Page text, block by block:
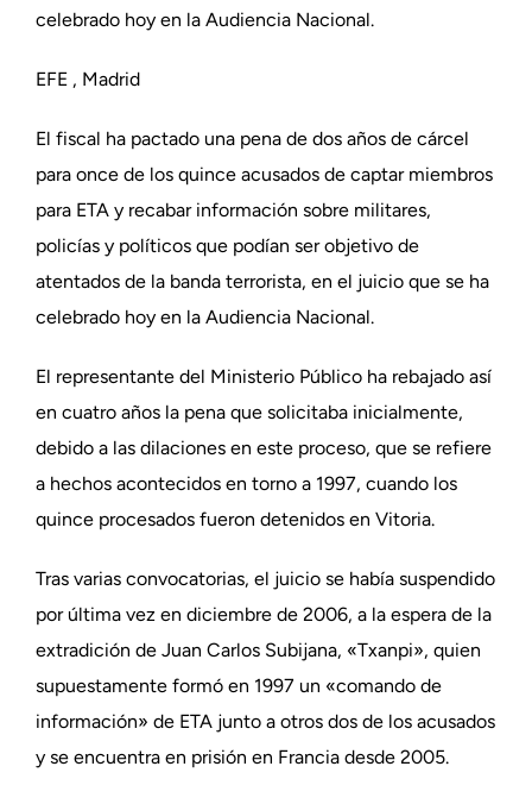
celebrado hoy en la Audiencia Nacional.
EFE , Madrid
El fiscal ha pactado una pena de dos años de cárcel
para once de los quince acusados de captar miembros
para ETA y recabar información sobre militares,
policías y políticos que podían ser objetivo de
atentados de la banda terrorista, en el juicio que se ha
celebrado hoy en la Audiencia Nacional.
El representante del Ministerio Público ha rebajado así
en cuatro años la pena que solicitaba inicialmente,
debido a las dilaciones en este proceso, que se refiere
a hechos acontecidos en torno a 1997, cuando los
quince procesados fueron detenidos en Vitoria.
Tras varias convocatorias, el juicio se había suspendido
por última vez en diciembre de 2006, a la espera de la
extradición de Juan Carlos Subijana, «Txanpi», quien
supuestamente formó en 1997 un «comando de
información» de ETA junto a otros dos de los acusados
y se encuentra en prisión en Francia desde 2005.